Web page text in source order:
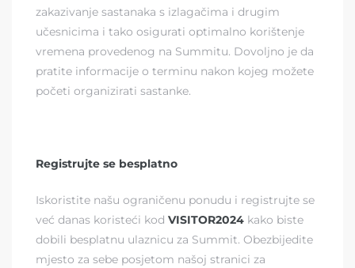
zakazivanje sastanaka s izlagačima i drugim
učesnicima i tako osigurati optimalno korištenje
vremena provedenog na Summitu. Dovoljno je da
pratite informacije o terminu nakon kojeg možete
početi organizirati sastanke.
Registrujte se besplatno
Iskoristite našu ograničenu ponudu i registrujte se
već danas koristeći kod VISITOR2024 kako biste
dobili besplatnu ulaznicu za Summit. Obezbijedite
mjesto za sebe posjetom našoj stranici za